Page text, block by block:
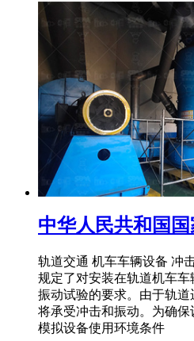
中华人民共和国
轨道交通 机车车辆设备 冲
规定了对安装在轨道机车
振动试验的要求。由于轨
将承受冲击和振动。为确
模拟设备使用环境条件